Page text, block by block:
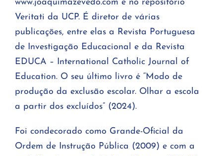
www.joaquimazevedo.com e no repositório
Veritati da UCP. É diretor de várias
publicações, entre elas a Revista Portuguesa
de Investigação Educacional e da Revista
EDUCA – International Catholic Journal of
Education. O seu último livro é “Modo de
produção da exclusão escolar. Olhar a escola
a partir dos excluídos” (2024).
Foi condecorado como Grande-Oficial da
Ordem de Instrução Pública (2009) e com a